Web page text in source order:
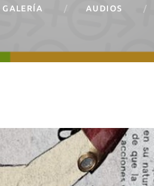
GALERÍA AUDIOS